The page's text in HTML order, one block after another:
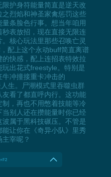
护身符能量简直是逆天改
烈焰和神圣家禽惩罚这些
条脸色行事。想当年咱用
表放招，现在直接无限连
核心玩法里那些召唤亡灵
配上这个永动buff简直离谱
快感，配上连招表特效拉
出花式freestyle。特别是
冲撞接重卡冲击的
生。尸潮模式里吞噬虫群
看了都直呼内行。这功能
，再也不用憋着技能等冷
别人还在攒能量时你已经
属于黑科技碾压。不管是
让你在《奇异小队》里秀
宰呢？